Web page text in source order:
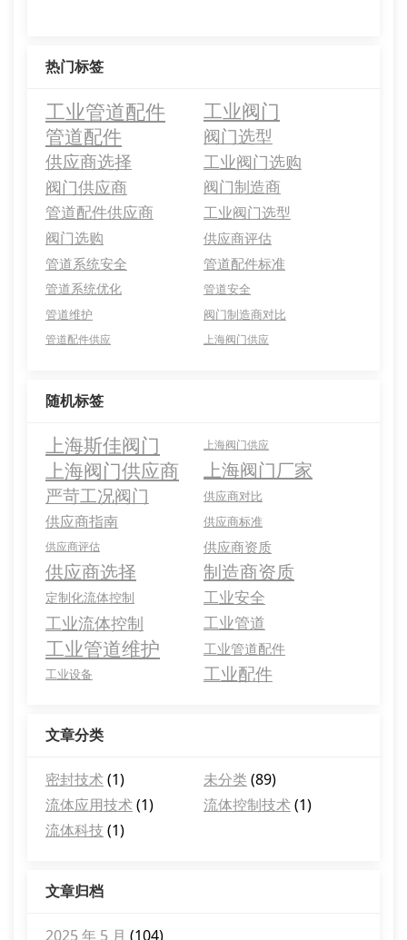
热门标签
工业管道配件
工业阀门
管道配件
阀门选型
供应商选择
工业阀门选购
阀门供应商
阀门制造商
管道配件供应商
工业阀门选型
阀门选购
供应商评估
管道系统安全
管道配件标准
管道系统优化
管道安全
管道维护
阀门制造商对比
管道配件供应 上海阀门供应
随机标签
上海斯佳阀门 上海阀门供应
上海阀门供应商 上海阀门厂家
严苛工况阀门 供应商对比
供应商指南 供应商标准
供应商评估 供应商资质
供应商选择 制造商资质
定制化流体控制 工业安全
工业流体控制 工业管道
工业管道维护 工业管道配件
工业设备 工业配件
文章分类
密封技术(1) 未分类(89)
流体应用技术(1) 流体控制技术(1)
流体科技 (1)
文章归档
2025 年 5 月 (104)